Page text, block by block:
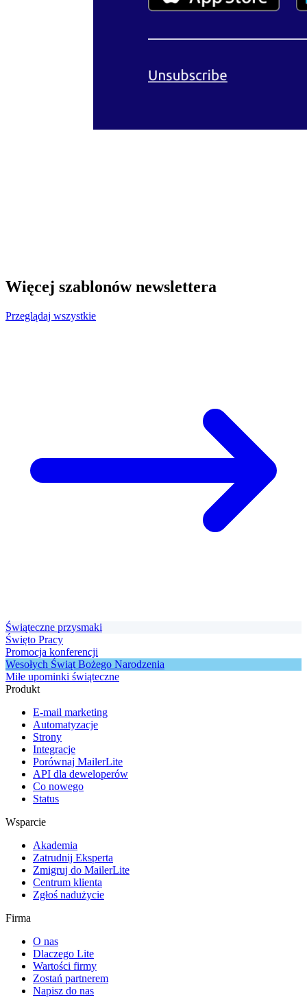
Więcej szablonów newslettera
Przeglądaj wszystkie
Świąteczne przysmaki
Święto Pracy
Promocja konferencji
Wesołych Świąt Bożego Narodzenia
Miłe upominki świąteczne
Produkt
E-mail marketing
Automatyzacje
Strony
Integracje
Porównaj MailerLite
API dla deweloperów
Co nowego
Status
Wsparcie
Akademia
Zatrudnij Eksperta
Zmigruj do MailerLite
Centrum klienta
Zgłoś nadużycie
Firma
O nas
Dlaczego Lite
Wartości firmy
Zostań partnerem
Napisz do nas